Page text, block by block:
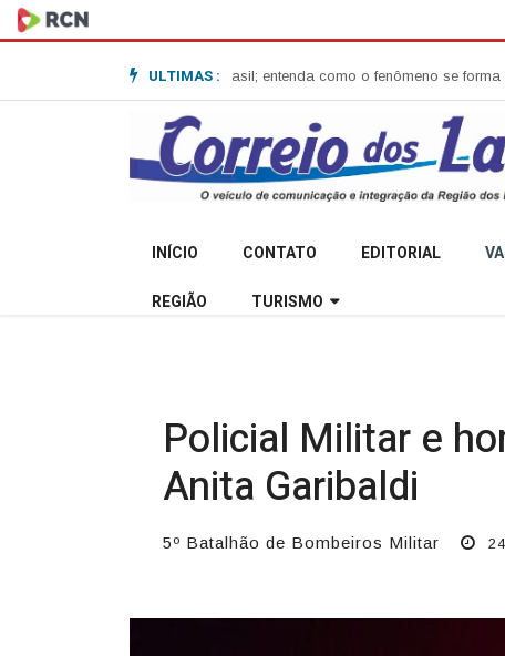
ULTIMAS :
no Sul do Brasil; entenda como o fenômeno se forma e quais os
INÍCIO CONTATO EDITORIAL
REGIÃO TURISMO
Policial Militar e
Anita Garibaldi
5º Batalhão de Bombeiros Militar